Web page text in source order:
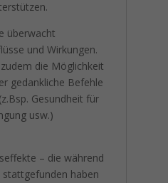
überwacht
und Wirkungen.
die Möglichkeit
gedankliche Befehle
Gesundheit für
usw.)
– die während
stattgefunden haben